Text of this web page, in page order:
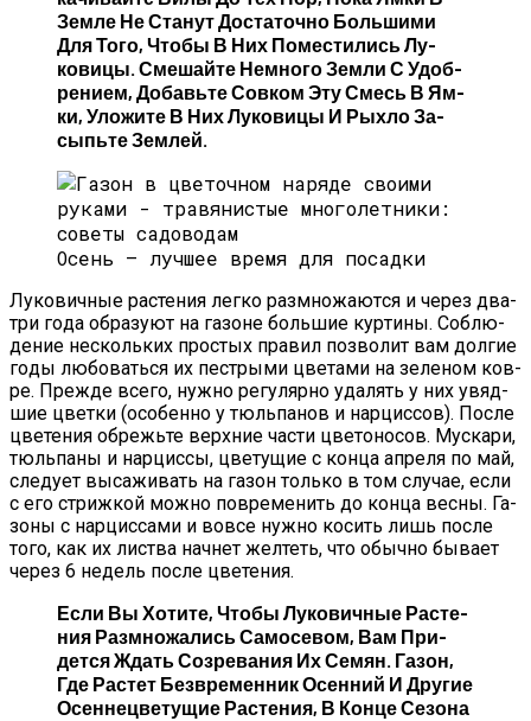
Зем­ле Не Ста­нут Дос­та­точ­но Боль­ши­ми
Для То­го, Что­бы В Них По­мес­ти­лись Лу­
Кови­цы. Сме­шай­те Нем­но­го Зем­ли С Удоб­
Ре­ни­ем, До­бавь­те Сов­ком Эту Смесь В Ям­
Ки, Уло­жите В Них Лу­кови­цы И Рых­ло За­
Сыпь­те Зем­лей.
Осень — луч­шее вре­мя для по­сад­ки
Лу­кович­ные рас­те­ния лег­ко раз­мно­жа­ют­ся и че­рез два-
три го­да об­ра­зу­ют на га­зоне боль­шие кур­ти­ны. Соб­лю­
дение нес­коль­ких прос­тых пра­вил поз­во­лит вам дол­гие
го­ды лю­бовать­ся их пес­тры­ми цве­тами на зе­леном ков­
ре. Преж­де все­го, нуж­но ре­гуляр­но уда­лять у них увяд­
шие цвет­ки (осо­бен­но у тюль­па­нов и нар­циссов). Пос­ле
цве­тения об­режь­те вер­хние час­ти цве­тоно­сов. Мус­ка­ри,
тюль­па­ны и нар­циссы, цве­тущие с кон­ца ап­ре­ля по май,
сле­ду­ет вы­сажи­вать на га­зон толь­ко в том слу­чае, ес­ли
с его стриж­кой мож­но пов­ре­менить до кон­ца вес­ны. Га­
зоны с нар­цисса­ми и вов­се нуж­но ко­сить лишь пос­ле
то­го, как их лис­тва нач­нет жел­теть, что обыч­но бы­ва­ет
че­рез 6 не­дель пос­ле цве­тения.
Ес­ли Вы Хо­тите, Что­бы Лу­кович­ные Рас­те­
Ния Раз­мно­жались Са­мосе­вом, Вам При­
Дет­ся Ждать Соз­ре­вания Их Се­мян. Га­зон,
Где Рас­тет Без­вре­мен­ник Осен­ний И Дру­гие
Осен­нецве­тущие Рас­те­ния, В Кон­це Се­зона